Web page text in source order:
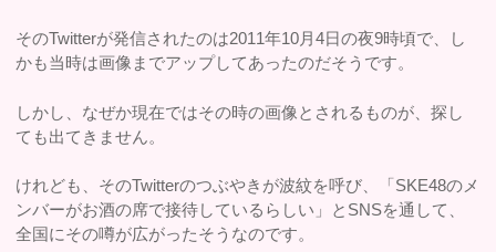
そのTwitterが発信されたのは2011年10月4日の夜9時頃で、し
かも当時は画像までアップしてあったのだそうです。
しかし、なぜか現在ではその時の画像とされるものが、探し
ても出てきません。
けれども、そのTwitterのつぶやきが波紋を呼び、「SKE48のメ
ンバーがお酒の席で接待しているらしい」とSNSを通して、
全国にその噂が広がったそうなのです。